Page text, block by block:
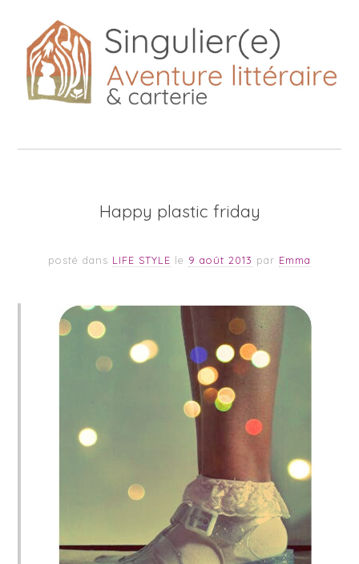
Happy plastic friday
posté dans LIFE STYLE le 9 août 2013 par Emma